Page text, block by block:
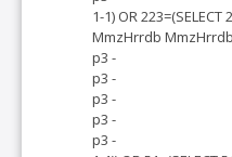
1-1) OR 223=(SELECT
MmzHrrdb MmzHrrdb
p3 -
p3 -
p3 -
p3 -
p3 -